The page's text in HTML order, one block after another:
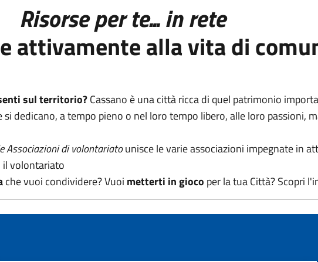
Risorse per te... in rete
attivamente alla vita di
sul territorio?Cassano è una città ricca di quel patrimonio
dedicano, a tempo pieno o nel loro tempo libero, alle loro passioni,
Associazioni di volontariatounisce le varie associazioni impegnate in
il volontariato
che vuoi condividere? Vuoi metterti in gioco per la tua Città? Scopri